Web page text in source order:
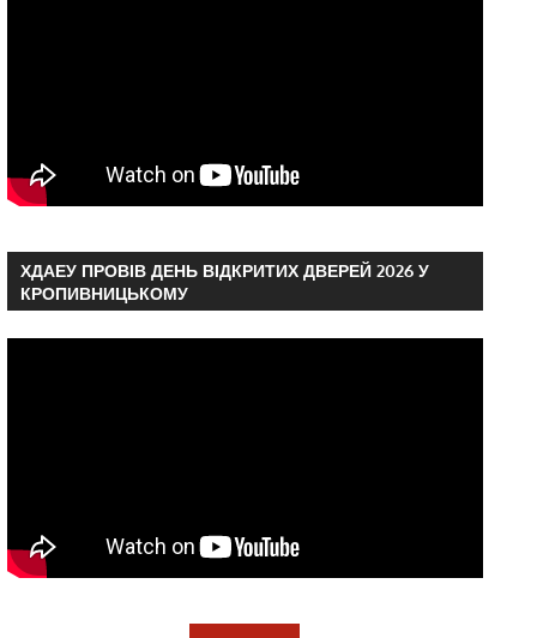
ХДАЕУ ПРОВІВ ДЕНЬ ВІДКРИТИХ ДВЕРЕЙ 2026 У
КРОПИВНИЦЬКОМУ